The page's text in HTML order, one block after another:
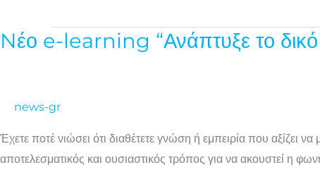
Nέο e-learning “Ανάπτυξε το
news-gr
Έχετε ποτέ νιώσει ότι διαθέτετε γνώση ή εμπειρία που αξίζει
αποτελεσματικός και ουσιαστικός τρόπος για να ακουστεί η
Nέο
δικό
σου